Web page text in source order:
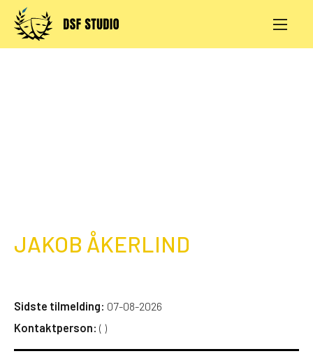
Skip
content
JAKOB ÅKERLIND
Sidste tilmelding: 07-08-2026
Kontaktperson: ( )